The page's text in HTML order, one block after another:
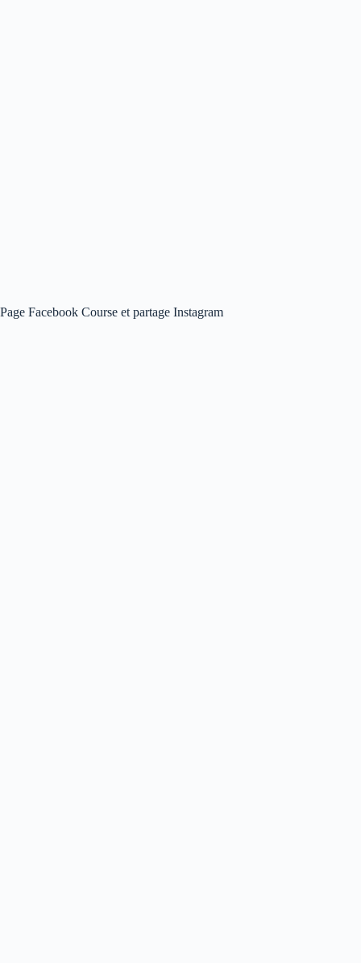
Page Facebook Course et partage Instagram